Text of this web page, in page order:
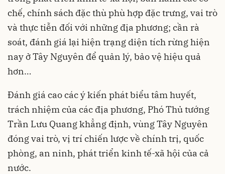
chế, chính sách đặc thù phù hợp đặc trưng, vai trò
và thực tiễn đối với những địa phương; cần rà
soát, đánh giá lại hiện trạng diện tích rừng hiện
nay ở Tây Nguyên để quản lý, bảo vệ hiệu quả
hơn…
Đánh giá cao các ý kiến phát biểu tâm huyết,
trách nhiệm của các địa phương, Phó Thủ tướng
Trần Lưu Quang khẳng định, vùng Tây Nguyên
đóng vai trò, vị trí chiến lược về chính trị, quốc
phòng, an ninh, phát triển kinh tế-xã hội của cả
nước.